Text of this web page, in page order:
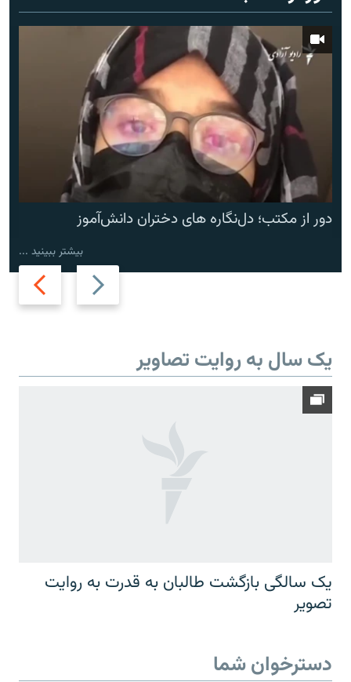
Previous
slide
Next
slide
دور از مکتب؛ دل‌نگاره های دختران دانش‌آموز
بیشتر ببینید ...
یک سال به روایت تصاویر
یک سالگی بازگشت طالبان به قدرت به روایت
تصویر
دسترخوان شما